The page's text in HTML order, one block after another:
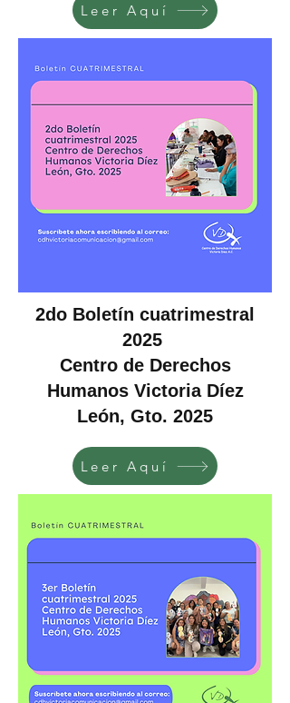
Leer Aquí
2do Boletín cuatrimestral
2025
Centro de Derechos
Humanos Victoria Díez
León, Gto. 2025
Leer Aquí